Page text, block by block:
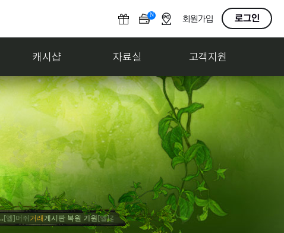
N
F
회원가입 로그인
캐시샵 자료실 고객지원
쥐거래게시판 복원 기원[엘]감조탕홍보사고팔기 게시판 만들어줘 [엘]감조탕